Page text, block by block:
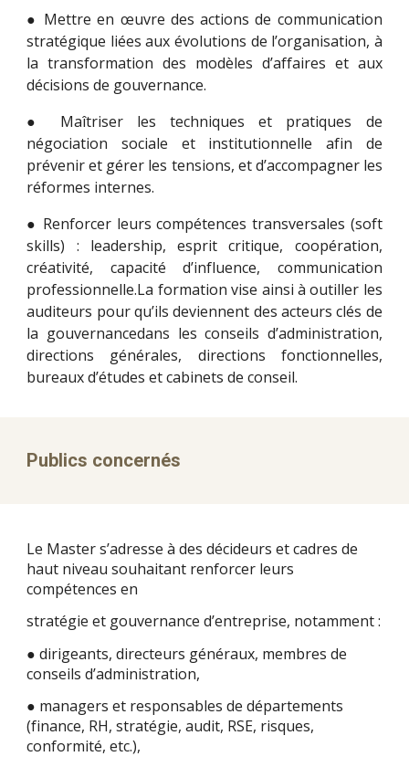
● Mettre en œuvre des actions de communication
stratégique liées aux évolutions de l’organisation, à
la transformation des modèles d’affaires et aux
décisions de gouvernance.
● Maîtriser les techniques et pratiques de
négociation sociale et institutionnelle afin de
prévenir et gérer les tensions, et d’accompagner les
réformes internes.
● Renforcer leurs compétences transversales (soft
skills) : leadership, esprit critique, coopération,
créativité, capacité d’influence, communication
professionnelle.La formation vise ainsi à outiller les
auditeurs pour qu’ils deviennent des acteurs clés de
la gouvernancedans les conseils d’administration,
directions générales, directions fonctionnelles,
bureaux d’études et cabinets de conseil.
Publics concernés
Le Master s’adresse à des décideurs et cadres de
haut niveau souhaitant renforcer leurs
compétences en
stratégie et gouvernance d’entreprise, notamment :
● dirigeants, directeurs généraux, membres de
conseils d’administration,
● managers et responsables de départements
(finance, RH, stratégie, audit, RSE, risques,
conformité, etc.),